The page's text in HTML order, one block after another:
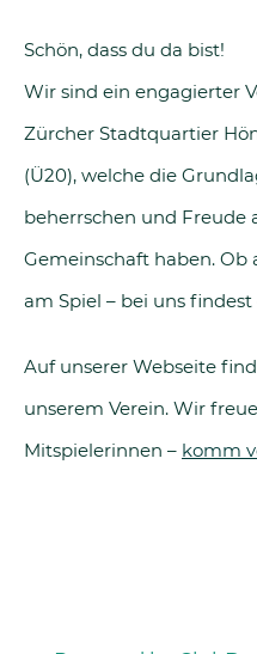
Schön, dass du da bist!
Wir sind ein engagierter
Zürcher Stadtquartier
(Ü20), welche die
beherrschen und Freude
Gemeinschaft haben. Ob
am Spiel – bei uns
Auf unserer Webseite
unserem Verein. Wir
Mitspielerinnen – komm